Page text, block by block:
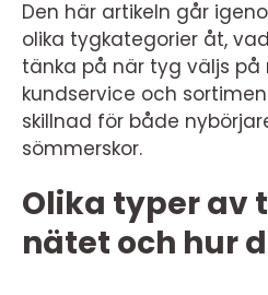
Den här artikeln går
olika tygkategorier åt,
tänka på när tyg väljs
kundservice och
skillnad för både
sömmerskor.
Olika typer av
nätet och hur